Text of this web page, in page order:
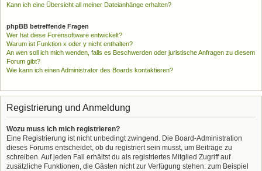
Kann ich eine Übersicht all meiner Dateianhänge erhalten?
phpBB betreffende Fragen
Wer hat diese Forensoftware entwickelt?
Warum ist Funktion x oder y nicht enthalten?
An wen soll ich mich wenden, falls es Beschwerden oder juristische Anfragen zu diesem
Forum gibt?
Wie kann ich einen Administrator des Boards kontaktieren?
Registrierung und Anmeldung
Wozu muss ich mich registrieren?
Eine Registrierung ist nicht unbedingt zwingend. Die Board-Administration
dieses Forums entscheidet, ob du registriert sein musst, um Beiträge zu
schreiben. Auf jeden Fall erhältst du als registriertes Mitglied Zugriff auf
zusätzliche Funktionen, die Gästen nicht zur Verfügung stehen: zum Beispiel